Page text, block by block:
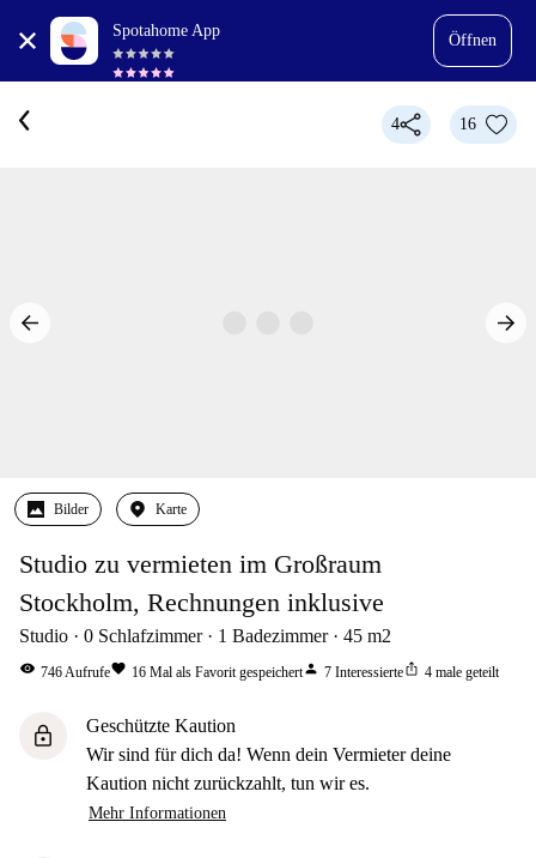
Spotahome App
Öffnen
4 16
Bilder Karte
Studio zu vermieten im Großraum
Stockholm, Rechnungen inklusive
Studio 0 Schlafzimmer 1 Badezimmer 45 m2
visibility 746Aufrufefavorite 16 Mal als Favorit gespeichertperson 7 Interessierteios_share 4 male geteilt
lock
Geschützte Kaution
Wir sind für dich da! Wenn dein Vermieter deine
Kaution nicht zurückzahlt, tun wir es.
Mehr Informationen